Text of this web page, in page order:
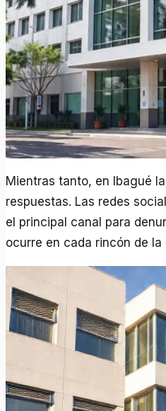
Mientras tanto, en Ibagué
respuestas. Las redes
el principal canal para
ocurre en cada rincón de la